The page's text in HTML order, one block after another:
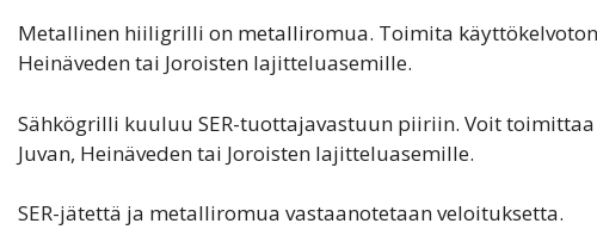
Metallinen hiiligrilli on metalliromua. Toimita käyttökelvoton
Heinäveden tai Joroisten lajitteluasemille.
Sähkögrilli kuuluu SER-tuottajavastuun piiriin. Voit
Juvan, Heinäveden tai Joroisten lajitteluasemille.
SER-jätettä ja metalliromua vastaanotetaan veloituksetta.